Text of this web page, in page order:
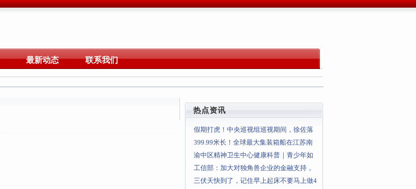
最新动态 联系我们
热点资讯
假期打虎！中央巡视组巡视期间，徐佐落
马
399.99米长！全球最大集装箱船在江苏南
通完成出坞：载重吨22
渝中区精神卫生中心健康科普｜青少年如
何缓解假期综合征？
工信部：加大对独角兽企业的金融支持，
支持独角兽企业上市、并购、重
三伏天快到了，记住早上起床不要马上做4